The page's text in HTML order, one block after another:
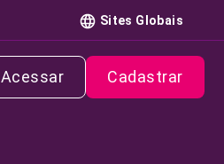
Sites Globais
Acessar Cadastrar